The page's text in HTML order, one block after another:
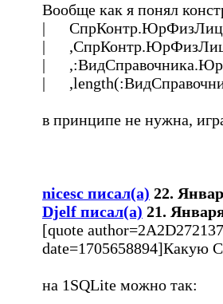
Вообще как я понял
|
|
|
|
в принципе не нужна,
nicesc писал(а) 22.
Djelf писал(а) 21.
[quote
date=1705658894]Какую
на 1SQLite можно так: